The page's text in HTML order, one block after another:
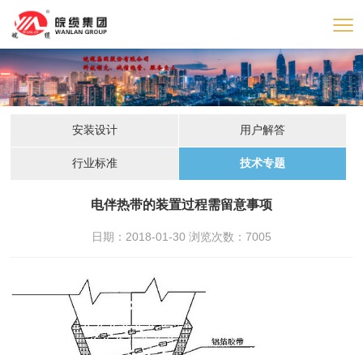
安装设计 用户解答
行业标准 技术专题
电伴热带的装置过程需留意事项
日期：2018-01-30 浏览次数： 7005